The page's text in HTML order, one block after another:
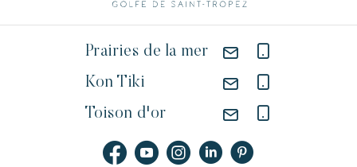
Prairies de la mer
Kon Tiki
Toison d'or